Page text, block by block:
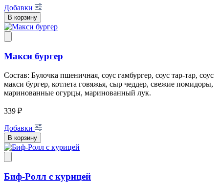
Добавки
В корзину
Макси бургер
Состав: Булочка пшеничная, соус гамбургер, соус тар-тар, соус
макси бургер, котлета говяжья, сыр чеддер, свежие помидоры,
маринованные огурцы, маринованный лук.
339 ₽
Добавки
В корзину
Биф-Ролл с курицей